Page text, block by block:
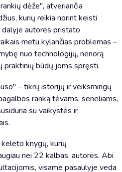
dėže", atveriančia
kurių reikia norint keisti
autorės pristato
metu kylančias problemas –
nuo technologijų, nenorą
praktinių būdų joms spręsti.
– tikrų istorijų ir veiksmingų
ranką tėvams, seneliams,
su vaikystės ir
keleto knygų, kurių
nei 22 kalbas, autorės. Abi
visame pasaulyje veda